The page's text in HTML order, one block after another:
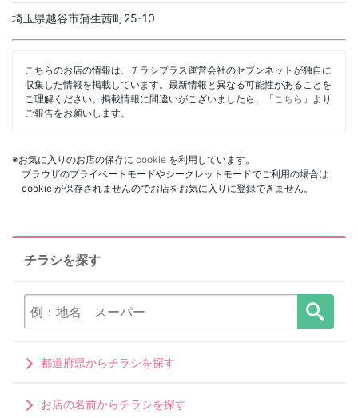
埼玉県越谷市蒲生茜町25-10
こちらのお店の情報は、チラシプラス運営会社のセブンネットが独自に
収集した情報を掲載しています。最新情報と異なる可能性があることを
ご理解ください。掲載情報に間違いがございましたら、「 こちら 」より
ご報告をお願いします。
※お気に入りのお店の保存に cookie を利用しています。
ブラウザのプライベートモードやシークレットモードでご利用の場合は
cookie が保存されませんのでお店をお気に入りに登録できません。
チラシを探す
都道府県からチラシを探す
お店の名前からチラシを探す